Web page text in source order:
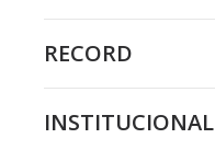
RECORD
INSTITUCIONAL